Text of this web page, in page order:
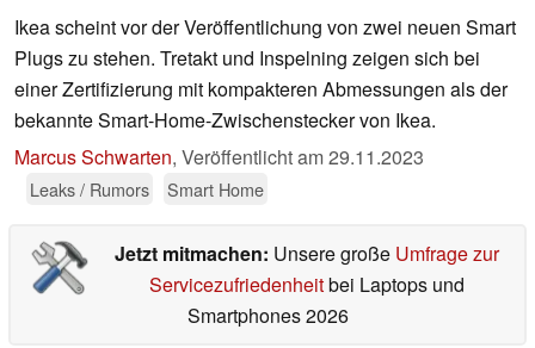
Ikea scheint vor der Veröffentlichung von zwei neuen Smart
Plugs zu stehen. Tretakt und Inspelning zeigen sich bei
einer Zertifizierung mit kompakteren Abmessungen als der
bekannte Smart-Home-Zwischenstecker von Ikea.
Marcus Schwarten, Veröffentlicht am29.11.2023
Leaks / Rumors Smart Home
Jetzt mitmachen: Unsere große Umfrage zur
Servicezufriedenheitbei Laptops und
Smartphones 2026